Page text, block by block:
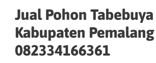
Jual Pohon Tabebuya
Kabupaten Pemalang
082334166361